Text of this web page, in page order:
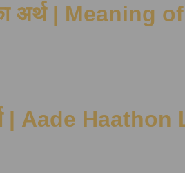
अर्थ | Meaning
| Aade